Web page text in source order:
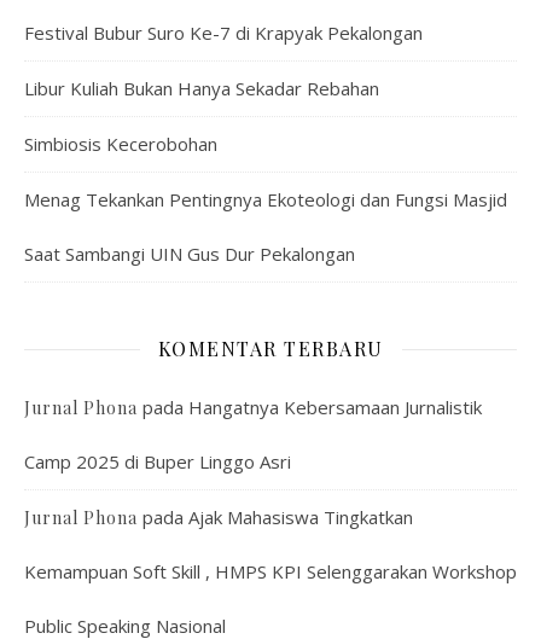
Festival Bubur Suro Ke-7 di Krapyak Pekalongan
Libur Kuliah Bukan Hanya Sekadar Rebahan
Simbiosis Kecerobohan
Menag Tekankan Pentingnya Ekoteologi dan Fungsi Masjid
Saat Sambangi UIN Gus Dur Pekalongan
KOMENTAR TERBARU
Jurnal Phona pada Hangatnya Kebersamaan Jurnalistik
Camp 2025 di Buper Linggo Asri
Jurnal Phona pada Ajak Mahasiswa Tingkatkan
Kemampuan Soft Skill , HMPS KPI Selenggarakan Workshop
Public Speaking Nasional